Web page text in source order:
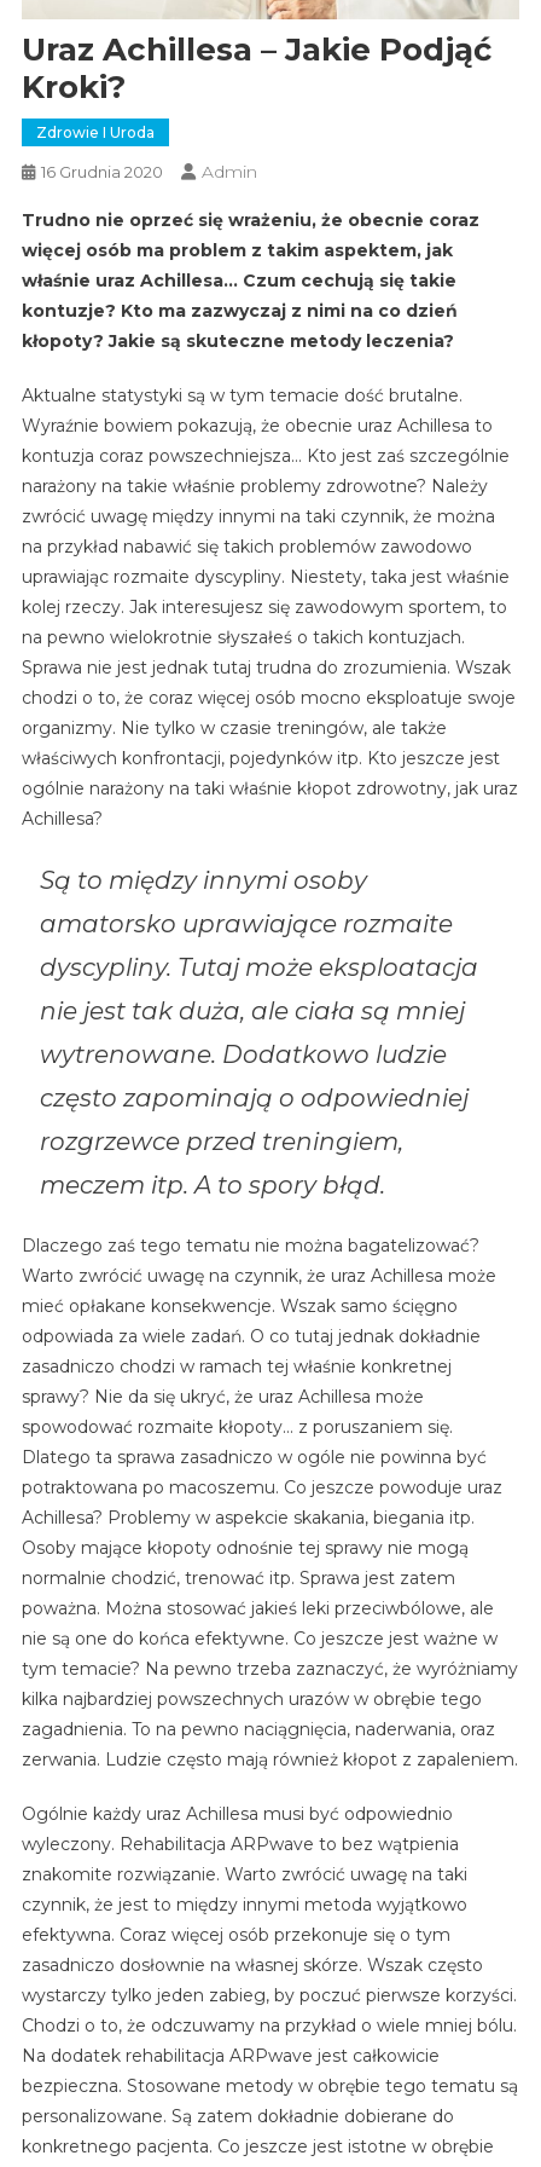
Uraz Achillesa – Jakie Podjąć
Kroki?
Zdrowie I Uroda
16 Grudnia 2020 Admin
Trudno nie oprzeć się wrażeniu, że obecnie coraz
więcej osób ma problem z takim aspektem, jak
właśnie uraz Achillesa… Czum cechują się takie
kontuzje? Kto ma zazwyczaj z nimi na co dzień
kłopoty? Jakie są skuteczne metody leczenia?
Aktualne statystyki są w tym temacie dość brutalne.
Wyraźnie bowiem pokazują, że obecnie uraz Achillesa to
kontuzja coraz powszechniejsza… Kto jest zaś szczególnie
narażony na takie właśnie problemy zdrowotne? Należy
zwrócić uwagę między innymi na taki czynnik, że można
na przykład nabawić się takich problemów zawodowo
uprawiając rozmaite dyscypliny. Niestety, taka jest właśnie
kolej rzeczy. Jak interesujesz się zawodowym sportem, to
na pewno wielokrotnie słyszałeś o takich kontuzjach.
Sprawa nie jest jednak tutaj trudna do zrozumienia. Wszak
chodzi o to, że coraz więcej osób mocno eksploatuje swoje
organizmy. Nie tylko w czasie treningów, ale także
właściwych konfrontacji, pojedynków itp. Kto jeszcze jest
ogólnie narażony na taki właśnie kłopot zdrowotny, jak uraz
Achillesa?
Są to między innymi osoby
amatorsko uprawiające rozmaite
dyscypliny. Tutaj może eksploatacja
nie jest tak duża, ale ciała są mniej
wytrenowane. Dodatkowo ludzie
często zapominają o odpowiedniej
rozgrzewce przed treningiem,
meczem itp. A to spory błąd.
Dlaczego zaś tego tematu nie można bagatelizować?
Warto zwrócić uwagę na czynnik, że uraz Achillesa może
mieć opłakane konsekwencje. Wszak samo ścięgno
odpowiada za wiele zadań. O co tutaj jednak dokładnie
zasadniczo chodzi w ramach tej właśnie konkretnej
sprawy? Nie da się ukryć, że uraz Achillesa może
spowodować rozmaite kłopoty… z poruszaniem się.
Dlatego ta sprawa zasadniczo w ogóle nie powinna być
potraktowana po macoszemu. Co jeszcze powoduje uraz
Achillesa? Problemy w aspekcie skakania, biegania itp.
Osoby mające kłopoty odnośnie tej sprawy nie mogą
normalnie chodzić, trenować itp. Sprawa jest zatem
poważna. Można stosować jakieś leki przeciwbólowe, ale
nie są one do końca efektywne. Co jeszcze jest ważne w
tym temacie? Na pewno trzeba zaznaczyć, że wyróżniamy
kilka najbardziej powszechnych urazów w obrębie tego
zagadnienia. To na pewno naciągnięcia, naderwania, oraz
zerwania. Ludzie często mają również kłopot z zapaleniem.
Ogólnie każdy uraz Achillesa musi być odpowiednio
wyleczony. Rehabilitacja ARPwave to bez wątpienia
znakomite rozwiązanie. Warto zwrócić uwagę na taki
czynnik, że jest to między innymi metoda wyjątkowo
efektywna. Coraz więcej osób przekonuje się o tym
zasadniczo dosłownie na własnej skórze. Wszak często
wystarczy tylko jeden zabieg, by poczuć pierwsze korzyści.
Chodzi o to, że odczuwamy na przykład o wiele mniej bólu.
Na dodatek rehabilitacja ARPwave jest całkowicie
bezpieczna. Stosowane metody w obrębie tego tematu są
personalizowane. Są zatem dokładnie dobierane do
konkretnego pacjenta. Co jeszcze jest istotne w obrębie